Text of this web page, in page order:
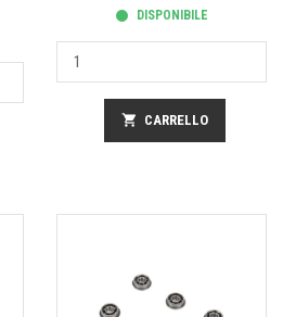
DISPONIBILE
shopping_cart CARRELLO